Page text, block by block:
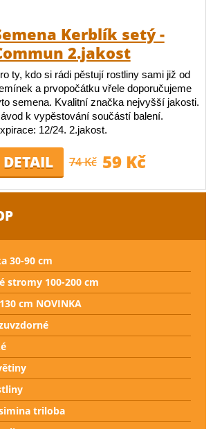
Kerblík setý -
2.jakost
ty, kdo si rádi pěstují rostliny sami již od
a prvopočátku vřele doporučujeme
semena. Kvalitní značka nejvyšší jakosti.
k vypěstování součástí balení.
12/24. 2.jakost.
DETAIL 74 Kč 59 Kč
30-90 cm
stromy 100-200 cm
cm NOVINKA
triloba